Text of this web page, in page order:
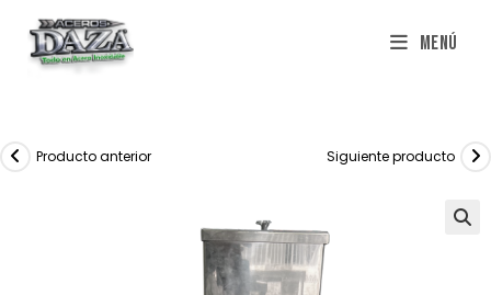
Saltar
contenido
Menú
Producto anterior Siguiente producto